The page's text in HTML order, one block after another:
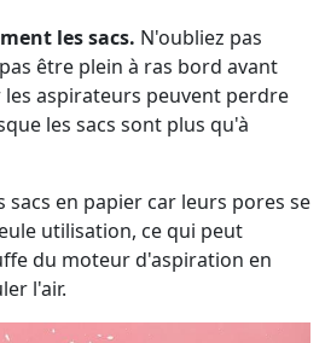
les sacs. N'oubliez pas
être plein à ras bord avant
aspirateurs peuvent perdre
les sacs sont plus qu'à
sacs en papier car leurs pores se
utilisation, ce qui peut
du moteur d'aspiration en
l'air.